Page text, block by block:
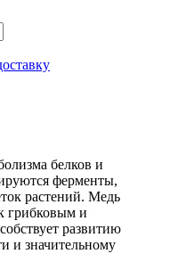
белков и
ферменты,
растений. Медь
грибковым и
развитию
и значительному